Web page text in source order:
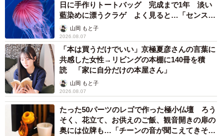
日に手作りトートバッグ 完成まで1年 淡い
藍染めに漂うクラゲ よく見ると…「センスす
ごい」山岡 もと子
2026.08.07
「本は買うだけでいい」京極夏彦さんの言葉に
共感した女性→リビングの本棚に140冊を積
読 「家に自分だけの本屋さん」
山岡 もと子
2026.08.07
たった50パーツのレゴで作った極小仏壇 ろう
そく、花立て、お供えのご飯、観音開きの扉の
奥には位牌も…「チーンの音が聞こえてきそ